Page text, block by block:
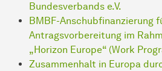
Bundesverbands e.V.
BMBF-Anschubfinanzierung
Antragsvorbereitung im
„Horizon Europe“ (Work
Zusammenhalt in Europa